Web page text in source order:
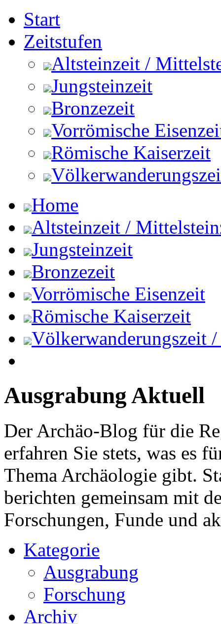
Start
Zeitstufen
Altsteinzeit /
Jungsteinzeit
Bronzezeit
Vorrömische
Römische Kaiserzeit
Home
Altsteinzeit /
Jungsteinzeit
Bronzezeit
Vorrömische Eisenzeit
Römische Kaiserzeit
Völkerwanderungszeit
Ausgrabung Aktuell
Der Archäo-Blog für die
erfahren Sie stets, was es
Thema Archäologie gibt.
berichten gemeinsam mit
Forschungen, Funde und
Kategorie
Ausgrabung
Forschung
Archiv